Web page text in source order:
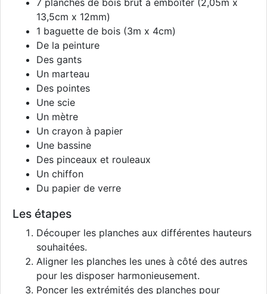
7 planches de bois brut à emboîter (2,05m x
13,5cm x 12mm)
1 baguette de bois (3m x 4cm)
De la peinture
Des gants
Un marteau
Des pointes
Une scie
Un mètre
Un crayon à papier
Une bassine
Des pinceaux et rouleaux
Un chiffon
Du papier de verre
Les étapes
Découper les planches aux différentes hauteurs
souhaitées.
Aligner les planches les unes à côté des autres
pour les disposer harmonieusement.
Poncer les extrémités des planches pour